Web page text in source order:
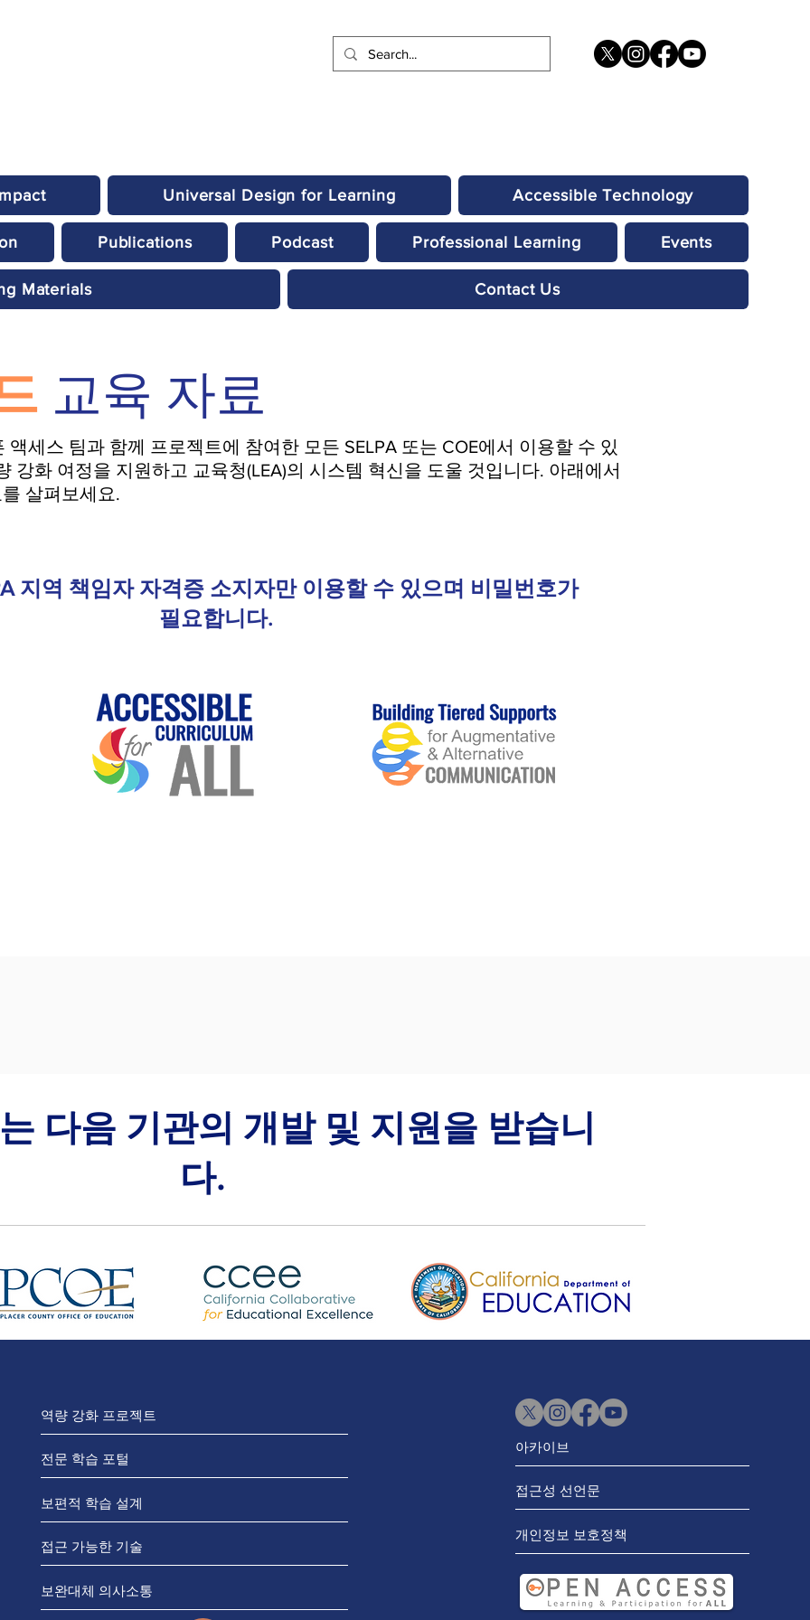
Universal Design for Learning Accessible Technology
Publications Podcast Professional Learning Events
Materials Contact Us
교육 자료
액세스 팀과 함께 프로젝트에 참여한 모든 SELPA 또는 COE에서 이용할 수 있
강화 여정을 지원하고 교육청(LEA)의 시스템 혁신을 도울 것입니다. 아래에서
살펴보세요.
지역 책임자 자격증 소지자만 이용할 수 있으며 비밀번호가
필요합니다.
다음 기관의 개발 및 지원을 받습니
다.
역량 강화 프로젝트
전문 학습 포털
보편적 학습 설계
접근 가능한 기술
보완대체 의사소통
아카이브
접근성 선언문
개인정보 보호정책